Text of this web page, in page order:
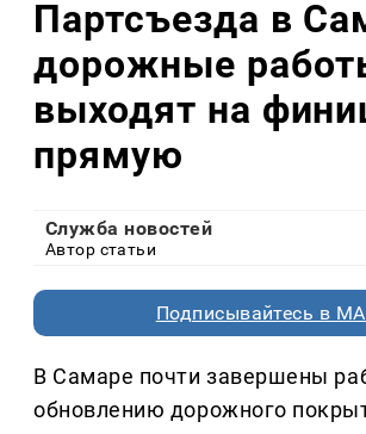
Партсъезда в
дорожные
выходят на
прямую
Служба новостей
Автор статьи
Подписывайтесь в
В Самаре почти завершены
обновлению дорожного